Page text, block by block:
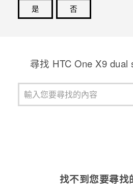
是
否
尋找 HTC One X9 dual
找不到您要尋找